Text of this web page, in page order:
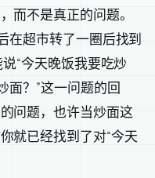
而不是真正的问题。
在超市转了一圈后找到
“今天晚饭我要吃炒
面？”这一问题的回
问题，也许当炒面这
就已经找到了对“今天